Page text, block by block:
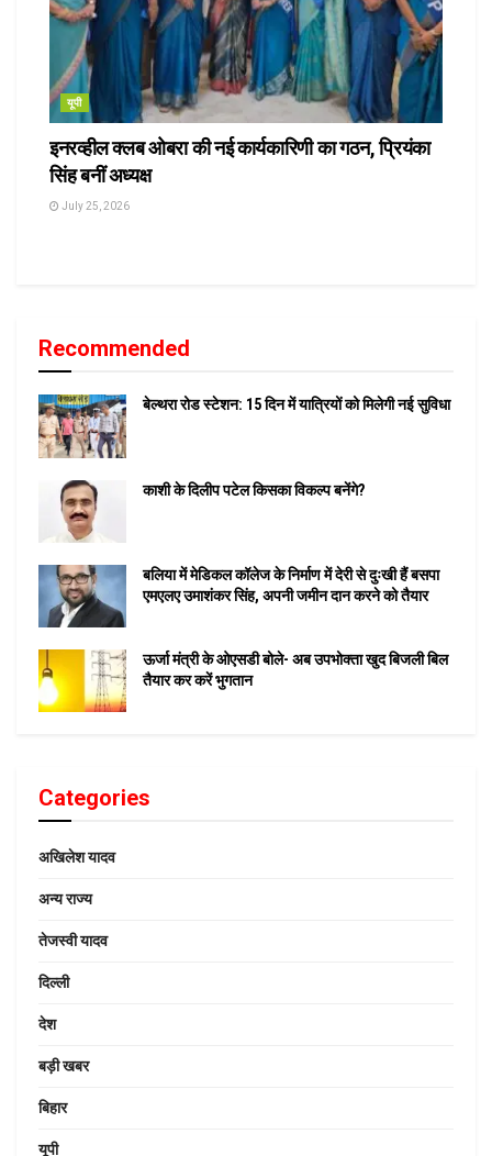
यूपी
इनरव्हील क्लब ओबरा की नई कार्यकारिणी का गठन, प्रियंका
सिंह बनीं अध्यक्ष
July 25, 2026
Recommended
बेल्थरा रोड स्टेशन: 15 दिन में यात्रियों को मिलेगी नई सुविधा
काशी के दिलीप पटेल किसका विकल्प बनेंगे?
बलिया में मेडिकल कॉलेज के निर्माण में देरी से दुःखी हैं बसपा
एमएलए उमाशंकर सिंह, अपनी जमीन दान करने को तैयार
ऊर्जा मंत्री के ओएसडी बोले- अब उपभोक्ता खुद बिजली बिल
तैयार कर करें भुगतान
Categories
अखिलेश यादव
अन्य राज्य
तेजस्वी यादव
दिल्ली
देश
बड़ी खबर
बिहार
यूपी